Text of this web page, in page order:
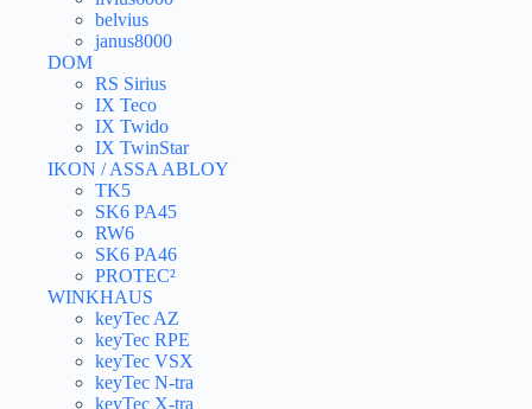
belvius
janus8000
DOM
RS Sirius
IX Teco
IX Twido
IX TwinStar
IKON / ASSA ABLOY
TK5
SK6 PA45
RW6
SK6 PA46
PROTEC²
WINKHAUS
keyTec AZ
keyTec RPE
keyTec VSX
keyTec N-tra
keyTec X-tra